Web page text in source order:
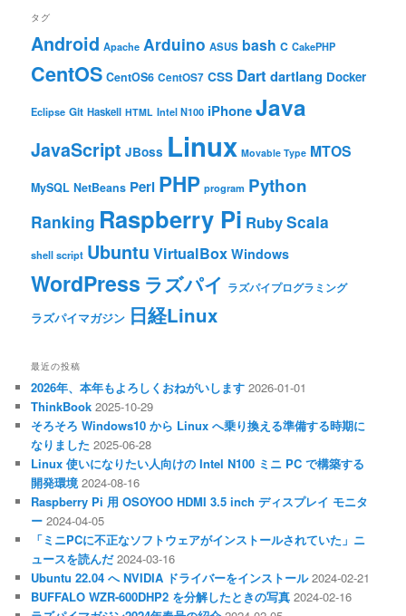
タグ
Android Apache Arduino ASUS bash C CakePHP
CentOS CentOS6 CentOS7 CSS Dart dartlang Docker
Eclipse Git Haskell HTML Intel N100 iPhoneJava
JavaScript JBoss Linux Movable Type MTOS
MySQL NetBeans Perl PHP program Python
Ranking Raspberry Pi RubyScala
shell script Ubuntu VirtualBox Windows
WordPress ラズパイ ラズパイプログラミング
ラズパイマガジン 日経Linux
最近の投稿
2026年、本年もよろしくおねがいします 2026-01-01
ThinkBook 2025-10-29
そろそろ Windows10 から Linux へ乗り換える準備する時期に
なりました 2025-06-28
Linux 使いになりたい人向けの Intel N100 ミニ PC で構築する
開発環境 2024-08-16
Raspberry Pi 用 OSOYOO HDMI 3.5 inch ディスプレイ モニタ
ー 2024-04-05
「ミニPCに不正なソフトウェアがインストールされていた」ニ
ュースを読んだ 2024-03-16
Ubuntu 22.04 へ NVIDIA ドライバーをインストール 2024-02-21
BUFFALO WZR-600DHP2 を分解したときの写真 2024-02-16